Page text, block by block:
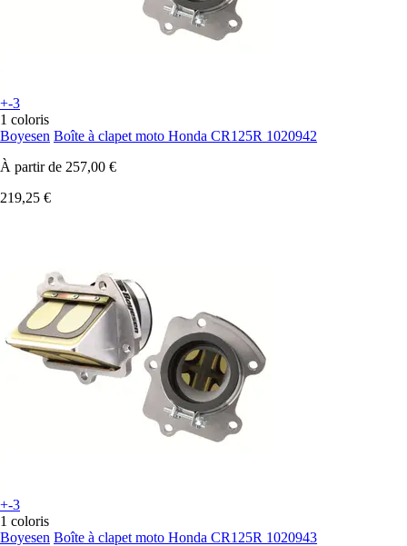
+-3
1 coloris
Boyesen Boîte à clapet moto Honda CR125R 1020942
À partir de 257,00 €
219,25 €
+-3
1 coloris
Boyesen Boîte à clapet moto Honda CR125R 1020943